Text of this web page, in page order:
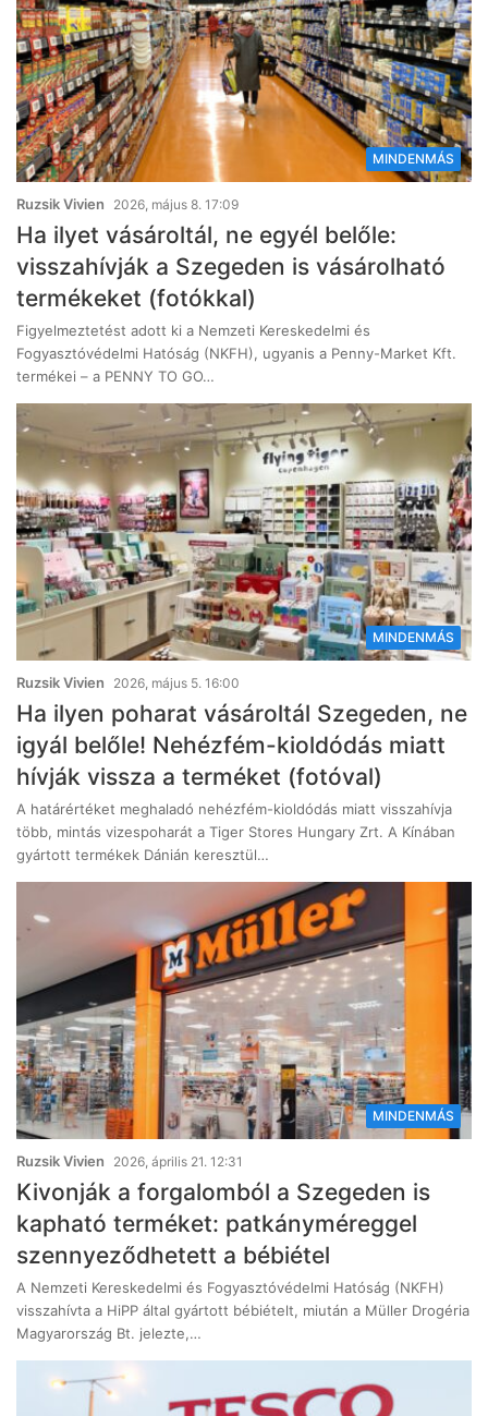
MINDENMÁS
Ruzsik Vivien 2026, május 8. 17:09
Ha ilyet vásároltál, ne egyél belőle:
visszahívják a Szegeden is vásárolható
termékeket (fotókkal)
Figyelmeztetést adott ki a Nemzeti Kereskedelmi és
Fogyasztóvédelmi Hatóság (NKFH), ugyanis a Penny-Market Kft.
termékei – a PENNY TO GO…
MINDENMÁS
Ruzsik Vivien 2026, május 5. 16:00
Ha ilyen poharat vásároltál Szegeden, ne
igyál belőle! Nehézfém-kioldódás miatt
hívják vissza a terméket (fotóval)
A határértéket meghaladó nehézfém-kioldódás miatt visszahívja
több, mintás vizespoharát a Tiger Stores Hungary Zrt. A Kínában
gyártott termékek Dánián keresztül…
MINDENMÁS
Ruzsik Vivien 2026, április 21. 12:31
Kivonják a forgalomból a Szegeden is
kapható terméket: patkányméreggel
szennyeződhetett a bébiétel
A Nemzeti Kereskedelmi és Fogyasztóvédelmi Hatóság (NKFH)
visszahívta a HiPP által gyártott bébiételt, miután a Müller Drogéria
Magyarország Bt. jelezte,…